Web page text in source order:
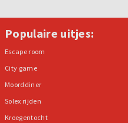
Populaire uitjes:
Escape room
City game
Moorddiner
Solex rijden
Kroegentocht